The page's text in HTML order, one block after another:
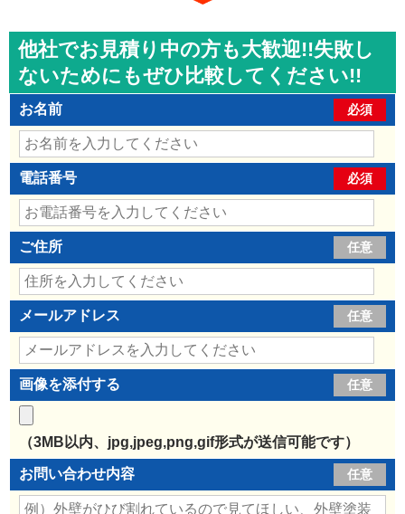
他社でお見積り中の方も大歓迎!!失敗し
ないためにもぜひ比較してください!!
お名前 必須
電話番号 必須
ご住所 任意
メールアドレス 任意
画像を添付する 任意
（3MB以内、jpg,jpeg,png,gif形式が送信可能です）
お問い合わせ内容 任意